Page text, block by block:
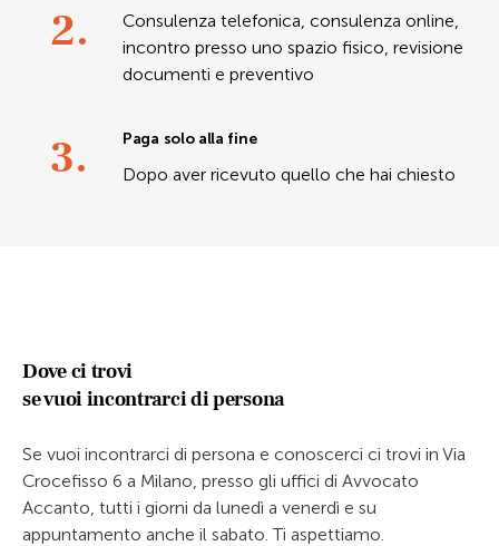
2.
Consulenza telefonica, consulenza online,
incontro presso uno spazio fisico, revisione
documenti e preventivo
3. Paga solo alla fine
Dopo aver ricevuto quello che hai chiesto
Dove ci trovi
se vuoi incontrarci di persona
Se vuoi incontrarci di persona e conoscerci ci trovi in Via
Crocefisso 6 a Milano, presso gli uffici di Avvocato
Accanto, tutti i giorni da lunedì a venerdì e su
appuntamento anche il sabato. Ti aspettiamo.